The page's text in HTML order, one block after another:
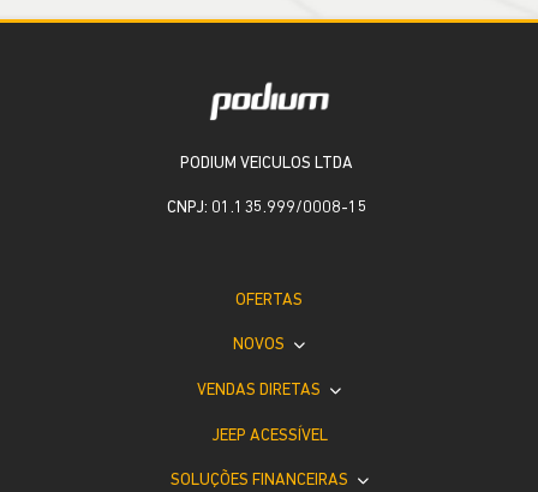
PODIUM VEICULOS LTDA
CNPJ: 01.135.999/0008-15
OFERTAS
NOVOS
VENDAS DIRETAS
JEEP ACESSÍVEL
SOLUÇÕES FINANCEIRAS